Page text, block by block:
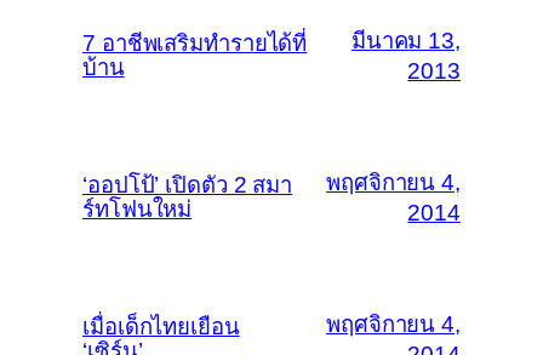
7 อาชีพเสริมทำรายได้ที่
บ้าน
มีนาคม 13,
2013
‘ออปโป้’ เปิดตัว 2 สมา
ร์ทโฟนใหม่
พฤศจิกายน 4,
2014
เมื่อเด็กไทยเยือน
พฤศจิกายน 4,